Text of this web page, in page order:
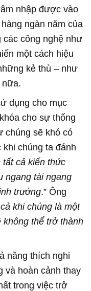
nhập được vào
ngàn năm của
các công nghệ như
một cách hiệu
kẻ thù – như
nữa.
dụng cho mục
cho sự thống
chúng sẽ khó có
chúng ta đánh
cả kiến thức
ngang tài ngang
trưởng.” Ông
khi chúng là một
không thể trở thành
năng thích nghi
và hoàn cảnh thay
trong việc trở